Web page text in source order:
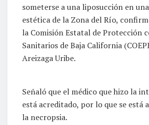
someterse a una liposucción en
estética de la Zona del Río,
la Comisión Estatal de Protección
Sanitarios de Baja California
Areizaga Uribe.
Señaló que el médico que hizo la
está acreditado, por lo que se está
la necropsia.